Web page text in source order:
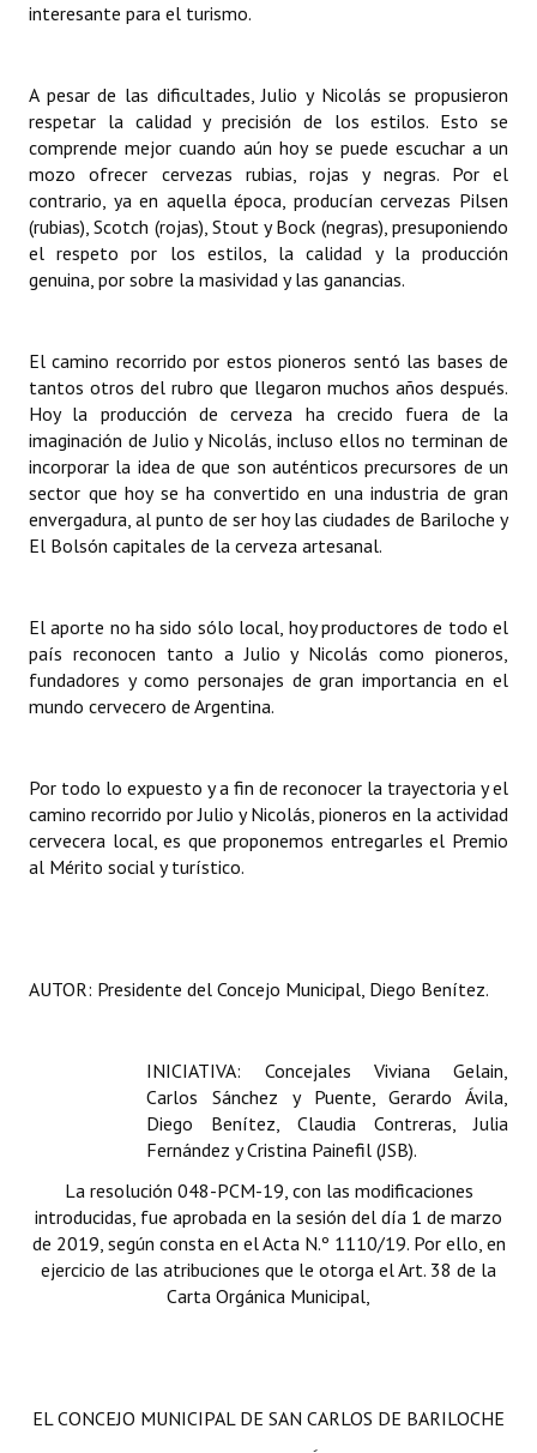
Bariloche, Municipio intercultural
REFORMA DE LA CARTA ORGÁNICA
interesante para el turismo.
A pesar de las dificultades, Julio y Nicolás se propusieron
respetar la calidad y precisión de los estilos. Esto se
comprende mejor cuando aún hoy se puede escuchar a un
mozo ofrecer cervezas rubias, rojas y negras. Por el
contrario, ya en aquella época, producían cervezas Pilsen
(rubias), Scotch (rojas), Stout y Bock (negras), presuponiendo
el respeto por los estilos, la calidad y la producción
genuina, por sobre la masividad y las ganancias.
El camino recorrido por estos pioneros sentó las bases de
tantos otros del rubro que llegaron muchos años después.
Hoy la producción de cerveza ha crecido fuera de la
imaginación de Julio y Nicolás, incluso ellos no terminan de
incorporar la idea de que son auténticos precursores de un
sector que hoy se ha convertido en una industria de gran
envergadura, al punto de ser hoy las ciudades de Bariloche y
El Bolsón capitales de la cerveza artesanal.
El aporte no ha sido sólo local, hoy productores de todo el
país reconocen tanto a Julio y Nicolás como pioneros,
fundadores y como personajes de gran importancia en el
mundo cervecero de Argentina.
Por todo lo expuesto y a fin de reconocer la trayectoria y el
camino recorrido por Julio y Nicolás, pioneros en la actividad
cervecera local, es que proponemos entregarles el Premio
al Mérito social y turístico.
AUTOR: Presidente del Concejo Municipal, Diego Benítez.
INICIATIVA: Concejales Viviana Gelain,
Carlos Sánchez y Puente, Gerardo Ávila,
Diego Benítez, Claudia Contreras, Julia
Fernández y Cristina Painefil (JSB).
La resolución 048-PCM-19, con las modificaciones
introducidas, fue aprobada en la sesión del día 1 de marzo
de 2019, según consta en el Acta N.º 1110/19. Por ello, en
ejercicio de las atribuciones que le otorga el Art. 38 de la
Carta Orgánica Municipal,
EL CONCEJO MUNICIPAL DE SAN CARLOS DE BARILOCHE